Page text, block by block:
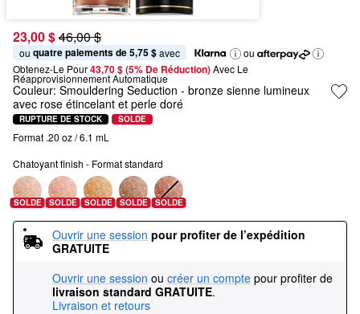
23,00 $46,00 $
ou quatre paiements de 5,75 $ avec
ou
Obtenez-Le Pour43,70 $ (5% De Réduction) Avec Le
Réapprovisionnement Automatique
Couleur: Smouldering Seduction - bronze sienne lumineux
avec rose étincelant et perle doré
RUPTURE DE STOCK SOLDE
Format .20 oz / 6.1 mL
Chatoyant finish - Format standard
SOLDE SOLDE SOLDE SOLDE SOLDE
Ouvrir une session pour profiter de l’expédition
GRATUITE
Ouvrir une session ou créer un compte pour profiter de
livraison standard GRATUITE.
Livraison et retours